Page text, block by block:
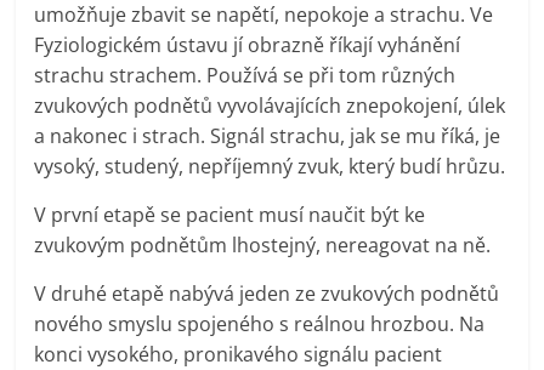
umožňuje zbavit se napětí, nepokoje a strachu. Ve
Fyziologickém ústavu jí obrazně říkají vyhánění
strachu strachem. Používá se při tom různých
zvukových podnětů vyvolávajících znepokojení, úlek
a nakonec i strach. Signál strachu, jak se mu říká, je
vysoký, studený, nepříjemný zvuk, který budí hrůzu.
V první etapě se pacient musí naučit být ke
zvukovým podnětům lhostejný, nereagovat na ně.
V druhé etapě nabývá jeden ze zvukových podnětů
nového smyslu spojeného s reálnou hrozbou. Na
konci vysokého, pronikavého signálu pacient